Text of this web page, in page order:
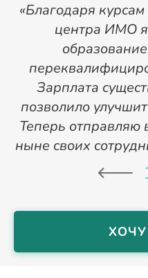
«Благодаря
центра ИМО
Зарплата
позволило
Теперь отправляю
ныне своих